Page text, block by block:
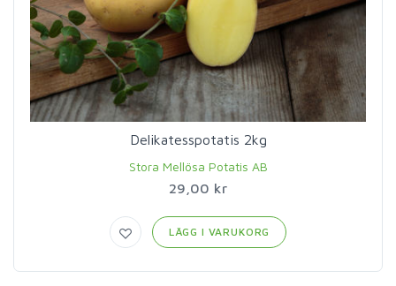
Delikatesspotatis 2kg
Stora Mellösa Potatis AB
29,00 kr
LÄGG I VARUKORG